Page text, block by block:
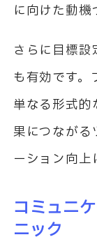
に向けた動機
さらに目標
も有効です。
単なる形式
果につながる
ーション向上
コミュニ
ニック